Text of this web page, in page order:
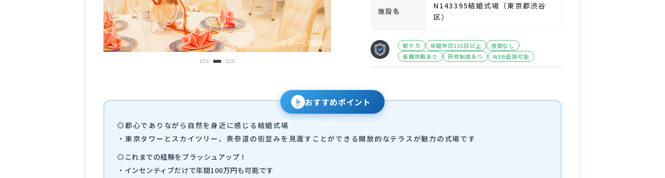
1 2 3
施設名
N143395結婚式場（東京都渋谷
区）
駅チカ 年間休日115日以上
夜勤なし
長期休暇あり
研修制度あり WEB面接可能
☝ おすすめポイント
◎都心でありながら自然を身近に感じる結婚式場
・東京タワーとスカイツリー、表参道の街並みを見渡すことができる開放的なテラスが魅力の式場です
◎これまでの経験をブラッシュアップ！
・インセンティブだけで年間100万円も可能です